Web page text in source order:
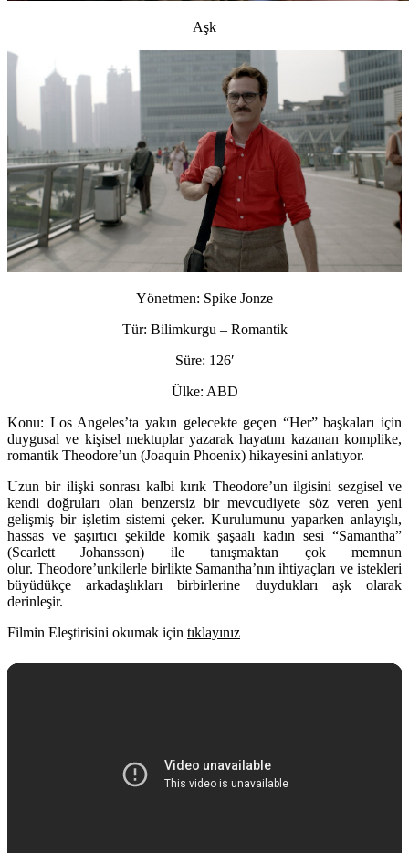
Aşk
Yönetmen: Spike Jonze
Tür: Bilimkurgu – Romantik
Süre: 126′
Ülke: ABD
Konu: Los Angeles’ta yakın gelecekte geçen “Her” başkaları için
duygusal ve kişisel mektuplar yazarak hayatını kazanan komplike,
romantik Theodore’un (Joaquin Phoenix) hikayesini anlatıyor.
Uzun bir ilişki sonrası kalbi kırık Theodore’un ilgisini sezgisel ve
kendi doğruları olan benzersiz bir mevcudiyete söz veren yeni
gelişmiş bir işletim sistemi çeker. Kurulumunu yaparken anlayışlı,
hassas ve şaşırtıcı şekilde komik şaşaalı kadın sesi “Samantha”
(Scarlett Johansson) ile tanışmaktan çok memnun
olur.Theodore’unkilerle birlikte Samantha’nın ihtiyaçları ve istekleri
büyüdükçe arkadaşlıkları birbirlerine duydukları aşk olarak
derinleşir.
Filmin Eleştirisini okumak için tıklayınız